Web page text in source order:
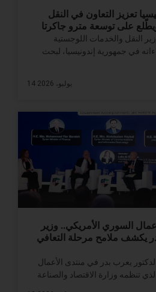
تعزيز التعاون في النقل
على توسعة مترو جاكرتا
النقل والخدمات اللوجستية
في جمهورية إندونيسيا، لبحث
14 يوليو، 2026
السوري الأمريكي.. وزير
يكشف ملامح مرحلة التعافي
يعرب بدر في منتدى الأعمال
تنظمه وزارة الاقتصاد والصناعة